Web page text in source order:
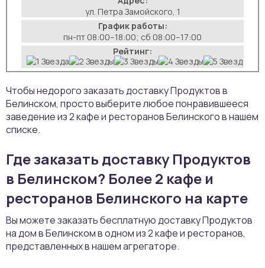
ул. Петра Замойского, 1
График работы:
пн-пт 08:00–18:00; сб 08:00–17:00
Рейтинг:
Чтобы недорого заказать доставку Продуктов в
Белинском, просто выберите любое понравившееся
заведение из 2 кафе и ресторанов Белинского в нашем
списке.
Где заказать доставку Продуктов
в Белинском? Более 2 кафе и
ресторанов Белинского на карте
Вы можете заказать бесплатную доставку Продуктов
на дом в Белинском в одном из 2 кафе и ресторанов,
представленных в нашем агрегаторе.